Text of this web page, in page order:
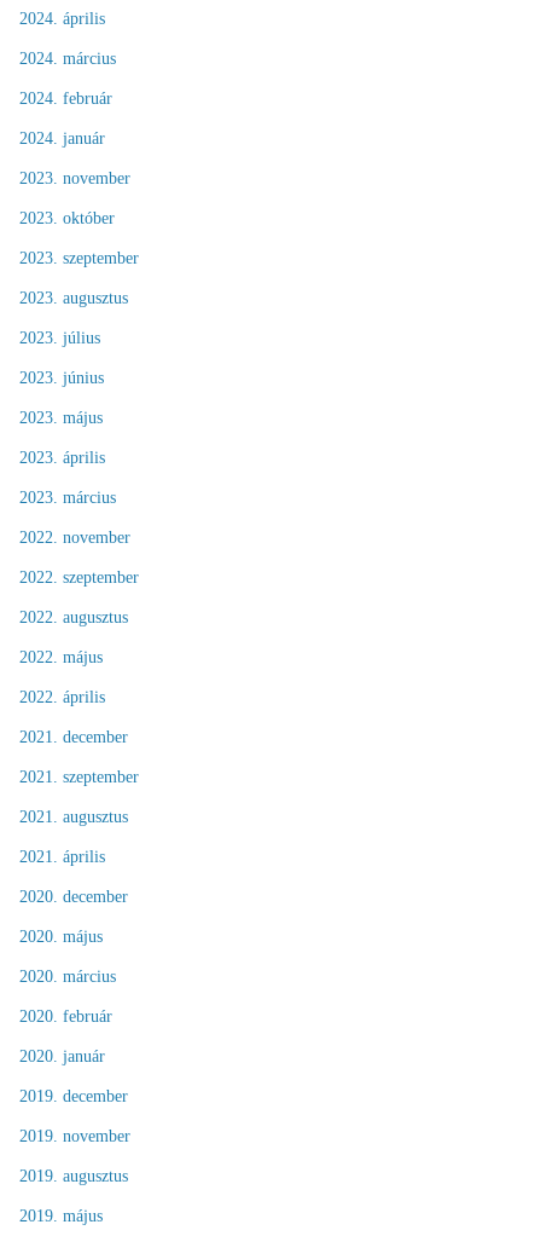
2024. április
2024. március
2024. február
2024. január
2023. november
2023. október
2023. szeptember
2023. augusztus
2023. július
2023. június
2023. május
2023. április
2023. március
2022. november
2022. szeptember
2022. augusztus
2022. május
2022. április
2021. december
2021. szeptember
2021. augusztus
2021. április
2020. december
2020. május
2020. március
2020. február
2020. január
2019. december
2019. november
2019. augusztus
2019. május